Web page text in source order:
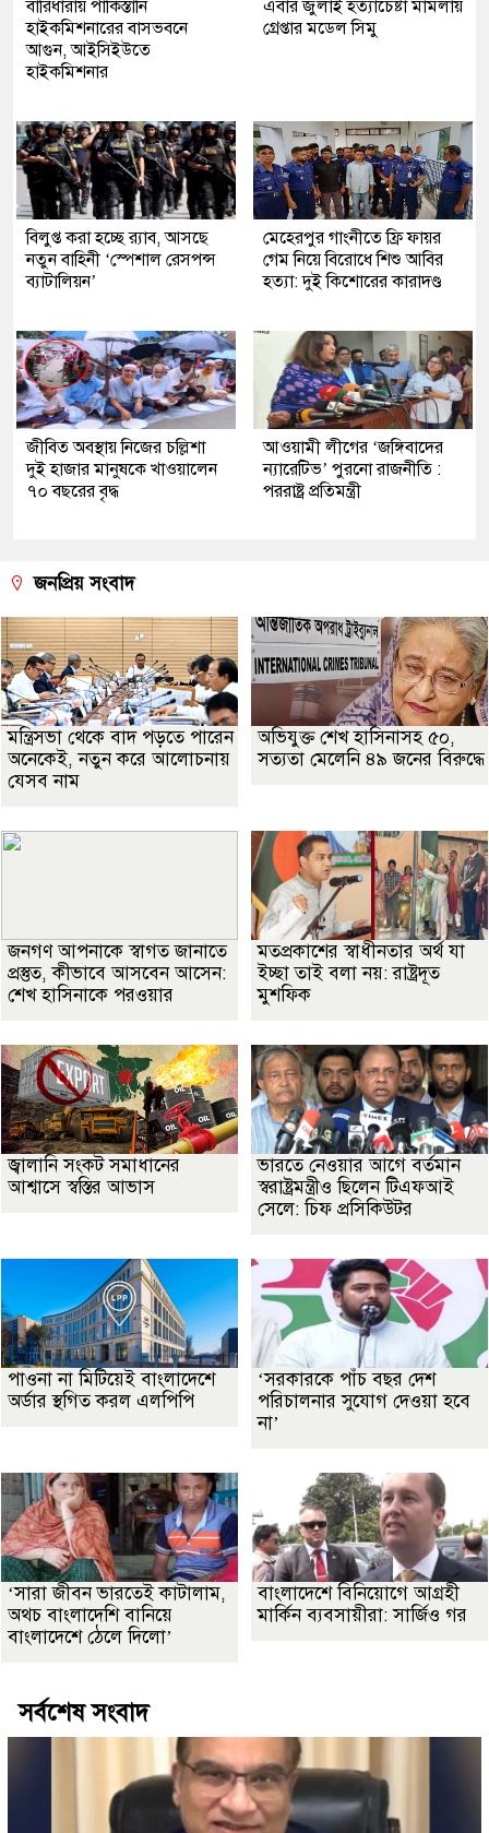
বারিধারায় পাকিস্তানি
হাইকমিশনারের বাসভবনে
আগুন, আইসিইউতে
হাইকমিশনার
এবার জুলাই হত্যাচেষ্টা মামলায়
গ্রেপ্তার মডেল সিমু
বিলুপ্ত করা হচ্ছে র‍্যাব, আসছে
নতুন বাহিনী ‘স্পেশাল রেসপন্স
ব্যাটালিয়ন’
মেহেরপুর গাংনীতে ফ্রি ফায়র
গেম নিয়ে বিরোধে শিশু আবির
হত্যা: দুই কিশোরের কারাদণ্ড
জীবিত অবস্থায় নিজের চল্লিশা
দুই হাজার মানুষকে খাওয়ালেন
৭০ বছরের বৃদ্ধ
আওয়ামী লীগের ‘জঙ্গিবাদের
ন্যারেটিভ’ পুরনো রাজনীতি :
পররাষ্ট্র প্রতিমন্ত্রী
জনপ্রিয় সংবাদ
মন্ত্রিসভা থেকে বাদ পড়তে পারেন
অনেকেই, নতুন করে আলোচনায়
যেসব নাম
অভিযুক্ত শেখ হাসিনাসহ ৫০,
সত্যতা মেলেনি ৪৯ জনের বিরুদ্ধে
জনগণ আপনাকে স্বাগত জানাতে
প্রস্তুত, কীভাবে আসবেন আসেন:
শেখ হাসিনাকে পরওয়ার
মতপ্রকাশের স্বাধীনতার অর্থ যা
ইচ্ছা তাই বলা নয়: রাষ্ট্রদূত
মুশফিক
জ্বালানি সংকট সমাধানের
আশ্বাসে স্বস্তির আভাস
ভারতে নেওয়ার আগে বর্তমান
স্বরাষ্ট্রমন্ত্রীও ছিলেন টিএফআই
সেলে: চিফ প্রসিকিউটর
পাওনা না মিটিয়েই বাংলাদেশে
অর্ডার স্থগিত করল এলপিপি
‘সরকারকে পাঁচ বছর দেশ
পরিচালনার সুযোগ দেওয়া হবে
না’
‘সারা জীবন ভারতেই কাটালাম,
অথচ বাংলাদেশি বানিয়ে
বাংলাদেশে ঠেলে দিলো’
বাংলাদেশে বিনিয়োগে আগ্রহী
মার্কিন ব্যবসায়ীরা: সার্জিও গর
সর্বশেষ সংবাদ